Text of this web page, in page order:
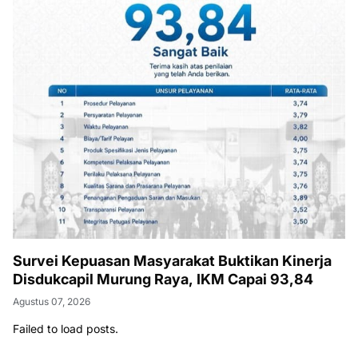
Survei Kepuasan Masyarakat Buktikan Kinerja
Disdukcapil Murung Raya, IKM Capai 93,84
Agustus 07, 2026
Failed to load posts.